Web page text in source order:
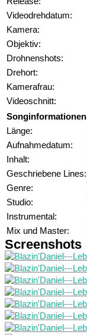
Videodrehdatum:
Kamera:
Objektiv:
Drohnenshots:
Drehort:
Kamerafrau:
Videoschnitt:
Songinformationen
Länge:
Aufnahmedatum:
Inhalt:
Geschriebene Lines:
Genre:
Studio:
Instrumental:
Mix und Master:
Screenshots